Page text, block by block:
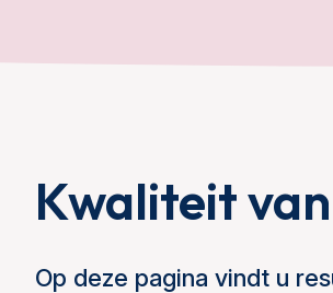
Kwaliteit
Op deze pagina vindt u